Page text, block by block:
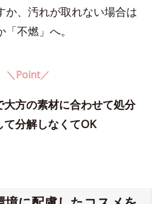
か、汚れが取れない場合は
「不燃」へ。
＼Point／
大方の素材に合わせて処分
て分解しなくてOK